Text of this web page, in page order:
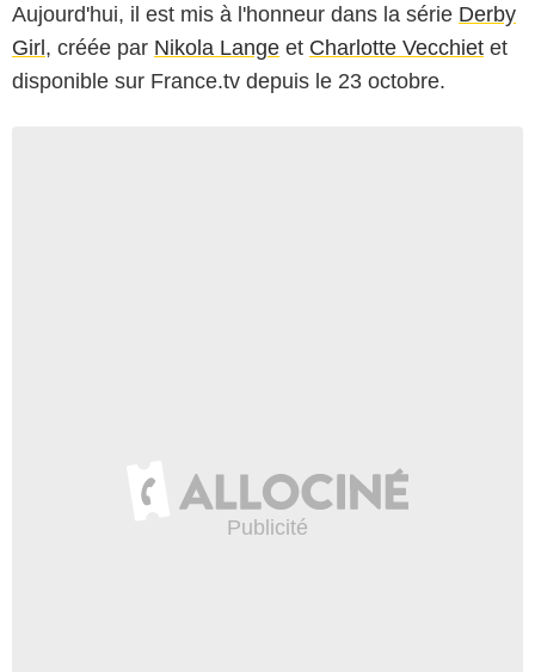
Aujourd'hui, il est mis à l'honneur dans la série Derby
Girl, créée par Nikola Lange et Charlotte Vecchiet et
disponible sur France.tv depuis le 23 octobre.